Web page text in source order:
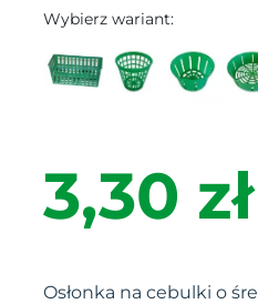
Wybierz wariant:
3,30 zł
Osłonka na cebulki o